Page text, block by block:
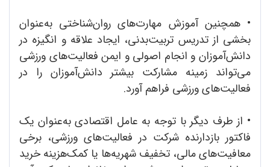
• همچنین آموزش مهارت‌های روان‌شناختی به‌عنوان
بخشی از تدریس تربیت‌بدنی، ایجاد علاقه و انگیزه در
دانش‌آموزان و انجام اصولی و ایمن فعالیت‌های ورزشی
می‌تواند زمینه مشارکت بیشتر دانش‌آموزان را در
فعالیت‌های ورزشی فراهم آورد.
• از طرف دیگر با توجه به عامل اقتصادی به‌عنوان یک
فاکتور بازدارنده شرکت در فعالیت‌های ورزشی، برخی
معافیت‌های مالی، تخفیف شهریه‌ها یا کمک‌‌هزینه خرید